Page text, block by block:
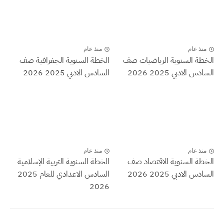
منذ عام
الخطة السنوية الرياضيات صف
السادس الادبي 2025 2026
منذ عام
الخطة السنوية الجغرافية صف
السادس الادبي 2025 2026
منذ عام
الخطة السنوية الاقتصاد صف
السادس الادبي 2025 2026
منذ عام
الخطة السنوية التربية الإسلامية
السادس الاعدادي للعام 2025
2026